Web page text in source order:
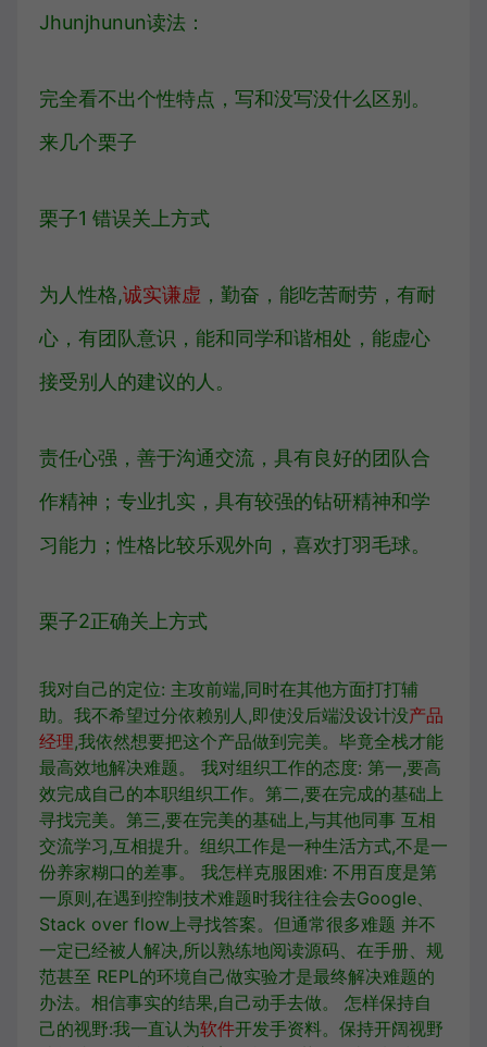
Jhunjhunun读法：
完全看不出个性特点，写和没写没什么区别。
来几个栗子
栗子1 错误关上方式
为人性格,诚实谦虚 ，勤奋，能吃苦耐劳，有耐
心，有团队意识，能和同学和谐相处，能虚心
接受别人的建议的人。
责任心强，善于沟通交流，具有良好的团队合
作精神；专业扎实，具有较强的钻研精神和学
习能力；性格比较乐观外向，喜欢打羽毛球。
栗子2正确关上方式
我对自己的定位: 主攻前端,同时在其他方面打打辅
助。我不希望过分依赖别人,即使没后端没设计没产品
经理,我依然想要把这个产品做到完美。毕竟全栈才能
最高效地解决难题。 我对组织工作的态度: 第一,要高
效完成自己的本职组织工作。第二,要在完成的基础上
寻找完美。第三,要在完美的基础上,与其他同事 互相
交流学习,互相提升。组织工作是一种生活方式,不是一
份养家糊口的差事。 我怎样克服困难: 不用百度是第
一原则,在遇到控制技术难题时我往往会去Google、
Stack over flow上寻找答案。但通常很多难题 并不
一定已经被人解决,所以熟练地阅读源码、在手册、规
范甚至 REPL的环境自己做实验才是最终解决难题的
办法。相信事实的结果,自己动手去做。 怎样保持自
己的视野:我一直认为软件开发手资料。保持开阔视野